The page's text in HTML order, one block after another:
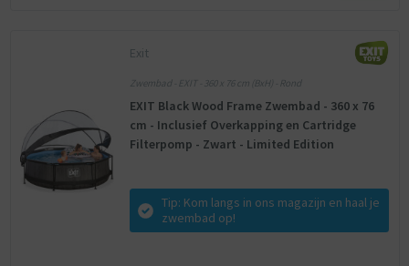
Exit
Zwembad - EXIT - 360 x 76 cm (BxH) - Rond
EXIT Black Wood Frame Zwembad - 360 x 76
cm - Inclusief Overkapping en Cartridge
Filterpomp - Zwart - Limited Edition
Tip: Kom langs in ons magazijn en haal je
zwembad op!